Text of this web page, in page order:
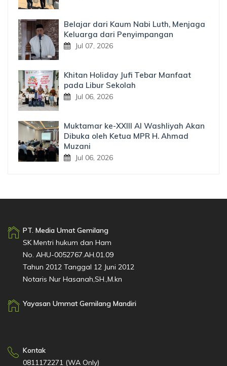
Belajar dari Kaum Nabi Luth, Menjaga
Keluarga dari Penyimpangan
Jul 07, 2026
Khitan Holiday Jufi Tebar Manfaat
pada Libur Sekolah
Jul 06, 2026
Muktamar ke-XXIII Al Washliyah Akan
Dibuka oleh Ketua MPR H. Ahmad
Muzani
Jul 06, 2026
PT. Media Umat Gemilang
SK Mentri hukum dan Ham
No. AHU-0052767.AH.01.09
Tahun 2012 Tanggal 12 Juni 2012
Notaris Nur Hasanah,SH.,M.kn
Yayasan Ummat Gemilang Mandiri
Kontak
0811172271 (WA Only)